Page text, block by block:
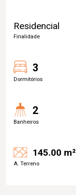
Residencial
Finalidade
3
Dormitórios
2
Banheiros
145.00 m²
A. Terreno